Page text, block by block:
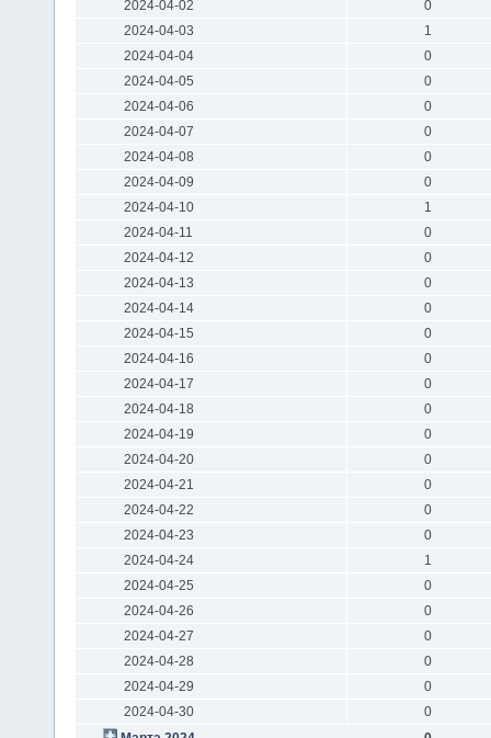
2024-04-02
0
2024-04-03
1
2024-04-04
0
2024-04-05
0
2024-04-06
0
2024-04-07
0
2024-04-08
0
2024-04-09
0
2024-04-10
1
2024-04-11
0
2024-04-12
0
2024-04-13
0
2024-04-14
0
2024-04-15
0
2024-04-16
0
2024-04-17
0
2024-04-18
0
2024-04-19
0
2024-04-20
0
2024-04-21
0
2024-04-22
0
2024-04-23
0
2024-04-24
1
2024-04-25
0
2024-04-26
0
2024-04-27
0
2024-04-28
0
2024-04-29
0
2024-04-30
0